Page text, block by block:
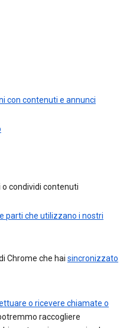
con contenuti e annunci
o condividi contenuti
parti che utilizzano i nostri
Chrome che hai sincronizzato
o ricevere chiamate o
raccogliere